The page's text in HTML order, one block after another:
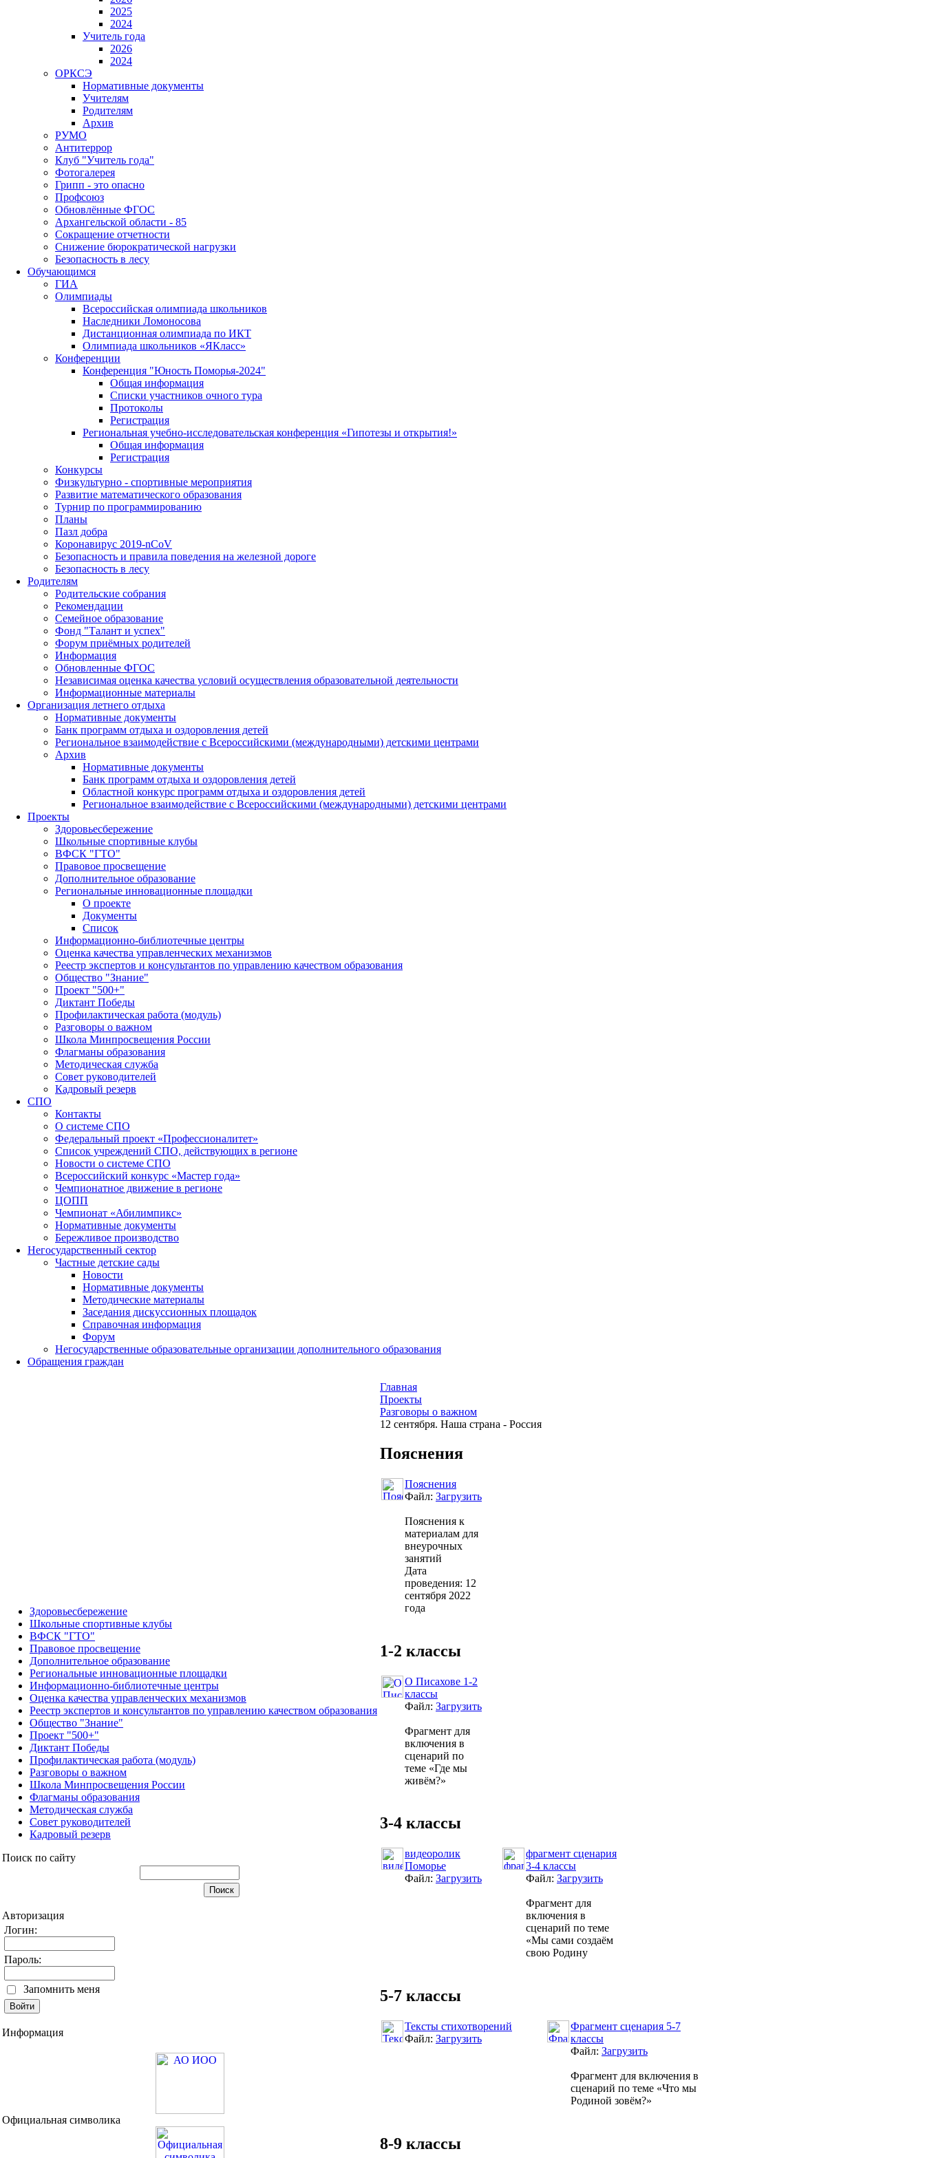
2025
2024
Учитель года
2026
2024
ОРКСЭ
Нормативные документы
Учителям
Родителям
Архив
РУМО
Антитеррор
Клуб "Учитель года"
Фотогалерея
Грипп - это опасно
Профсоюз
Обновлённые ФГОС
Архангельской области - 85
Сокращение отчетности
Снижение бюрократической нагрузки
Безопасность в лесу
Обучающимся
ГИА
Олимпиады
Всероссийская олимпиада школьников
Наследники Ломоносова
Дистанционная олимпиада по ИКТ
Олимпиада школьников «ЯКласс»
Конференции
Конференция "Юность Поморья-2024"
Общая информация
Списки участников очного тура
Протоколы
Регистрация
Региональная учебно-исследовательская конференция «Гипотезы и открытия!»
Общая информация
Регистрация
Конкурсы
Физкультурно - спортивные мероприятия
Развитие математического образования
Турнир по программированию
Планы
Пазл добра
Коронавирус 2019-nCoV
Безопасность и правила поведения на железной дороге
Безопасность в лесу
Родителям
Родительские собрания
Рекомендации
Семейное образование
Фонд "Талант и успех"
Форум приёмных родителей
Информация
Обновленные ФГОС
Независимая оценка качества условий осуществления образовательной деятельности
Информационные материалы
Организация летнего отдыха
Нормативные документы
Банк программ отдыха и оздоровления детей
Региональное взаимодействие с Всероссийскими (международными) детскими центрами
Архив
Нормативные документы
Банк программ отдыха и оздоровления детей
Областной конкурс программ отдыха и оздоровления детей
Региональное взаимодействие с Всероссийскими (международными) детскими центрами
Проекты
Здоровьесбережение
Школьные спортивные клубы
ВФСК "ГТО"
Правовое просвещение
Дополнительное образование
Региональные инновационные площадки
О проекте
Документы
Список
Информационно-библиотечные центры
Оценка качества управленческих механизмов
Реестр экспертов и консультантов по управлению качеством образования
Общество "Знание"
Проект "500+"
Диктант Победы
Профилактическая работа (модуль)
Разговоры о важном
Школа Минпросвещения России
Флагманы образования
Методическая служба
Совет руководителей
Кадровый резерв
СПО
Контакты
О системе СПО
Федеральный проект «Профессионалитет»
Список учреждений СПО, действующих в регионе
Новости о системе СПО
Всероссийский конкурс «Мастер года»
Чемпионатное движение в регионе
ЦОПП
Чемпионат «Абилимпикс»
Нормативные документы
Бережливое производство
Негосударственный сектор
Частные детские сады
Новости
Нормативные документы
Методические материалы
Заседания дискуссионных площадок
Справочная информация
Форум
Негосударственные образовательные организации дополнительного образования
Обращения граждан
Здоровьесбережение
Школьные спортивные клубы
ВФСК "ГТО"
Правовое просвещение
Дополнительное образование
Региональные инновационные площадки
Информационно-библиотечные центры
Оценка качества управленческих механизмов
Реестр экспертов и консультантов по управлению качеством образования
Общество "Знание"
Проект "500+"
Диктант Победы
Профилактическая работа (модуль)
Разговоры о важном
Школа Минпросвещения России
Флагманы образования
Методическая служба
Совет руководителей
Кадровый резерв
Поиск по сайту
Авторизация
Логин:
Пароль:
Запомнить меня
Информация
Официальная символика
Главная
Проекты
Разговоры о важном
12 сентября. Наша страна - Россия
Пояснения
Пояснения
Файл: Загрузить
Пояснения к
материалам для
внеурочных
занятий
Дата
проведения: 12
сентября 2022
года
1-2 классы
О Писахове 1-2
классы
Файл: Загрузить
Фрагмент для
включения в
сценарий по
теме «Где мы
живём?»
3-4 классы
видеоролик
Поморье
Файл: Загрузить
фрагмент сценария
3-4 классы
Файл: Загрузить
Фрагмент для
включения в
сценарий по теме
«Мы сами создаём
свою Родину
5-7 классы
Тексты стихотворений
Файл: Загрузить
Фрагмент сценария 5-7
классы
Файл: Загрузить
Фрагмент для включения в
сценарий по теме «Что мы
Родиной зовём?»
8-9 классы